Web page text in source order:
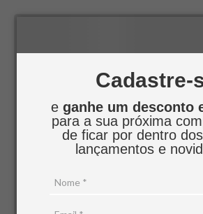
Cadastre-
e ganhe um desconto
para a sua próxima
de ficar por dentro
lançamentos e